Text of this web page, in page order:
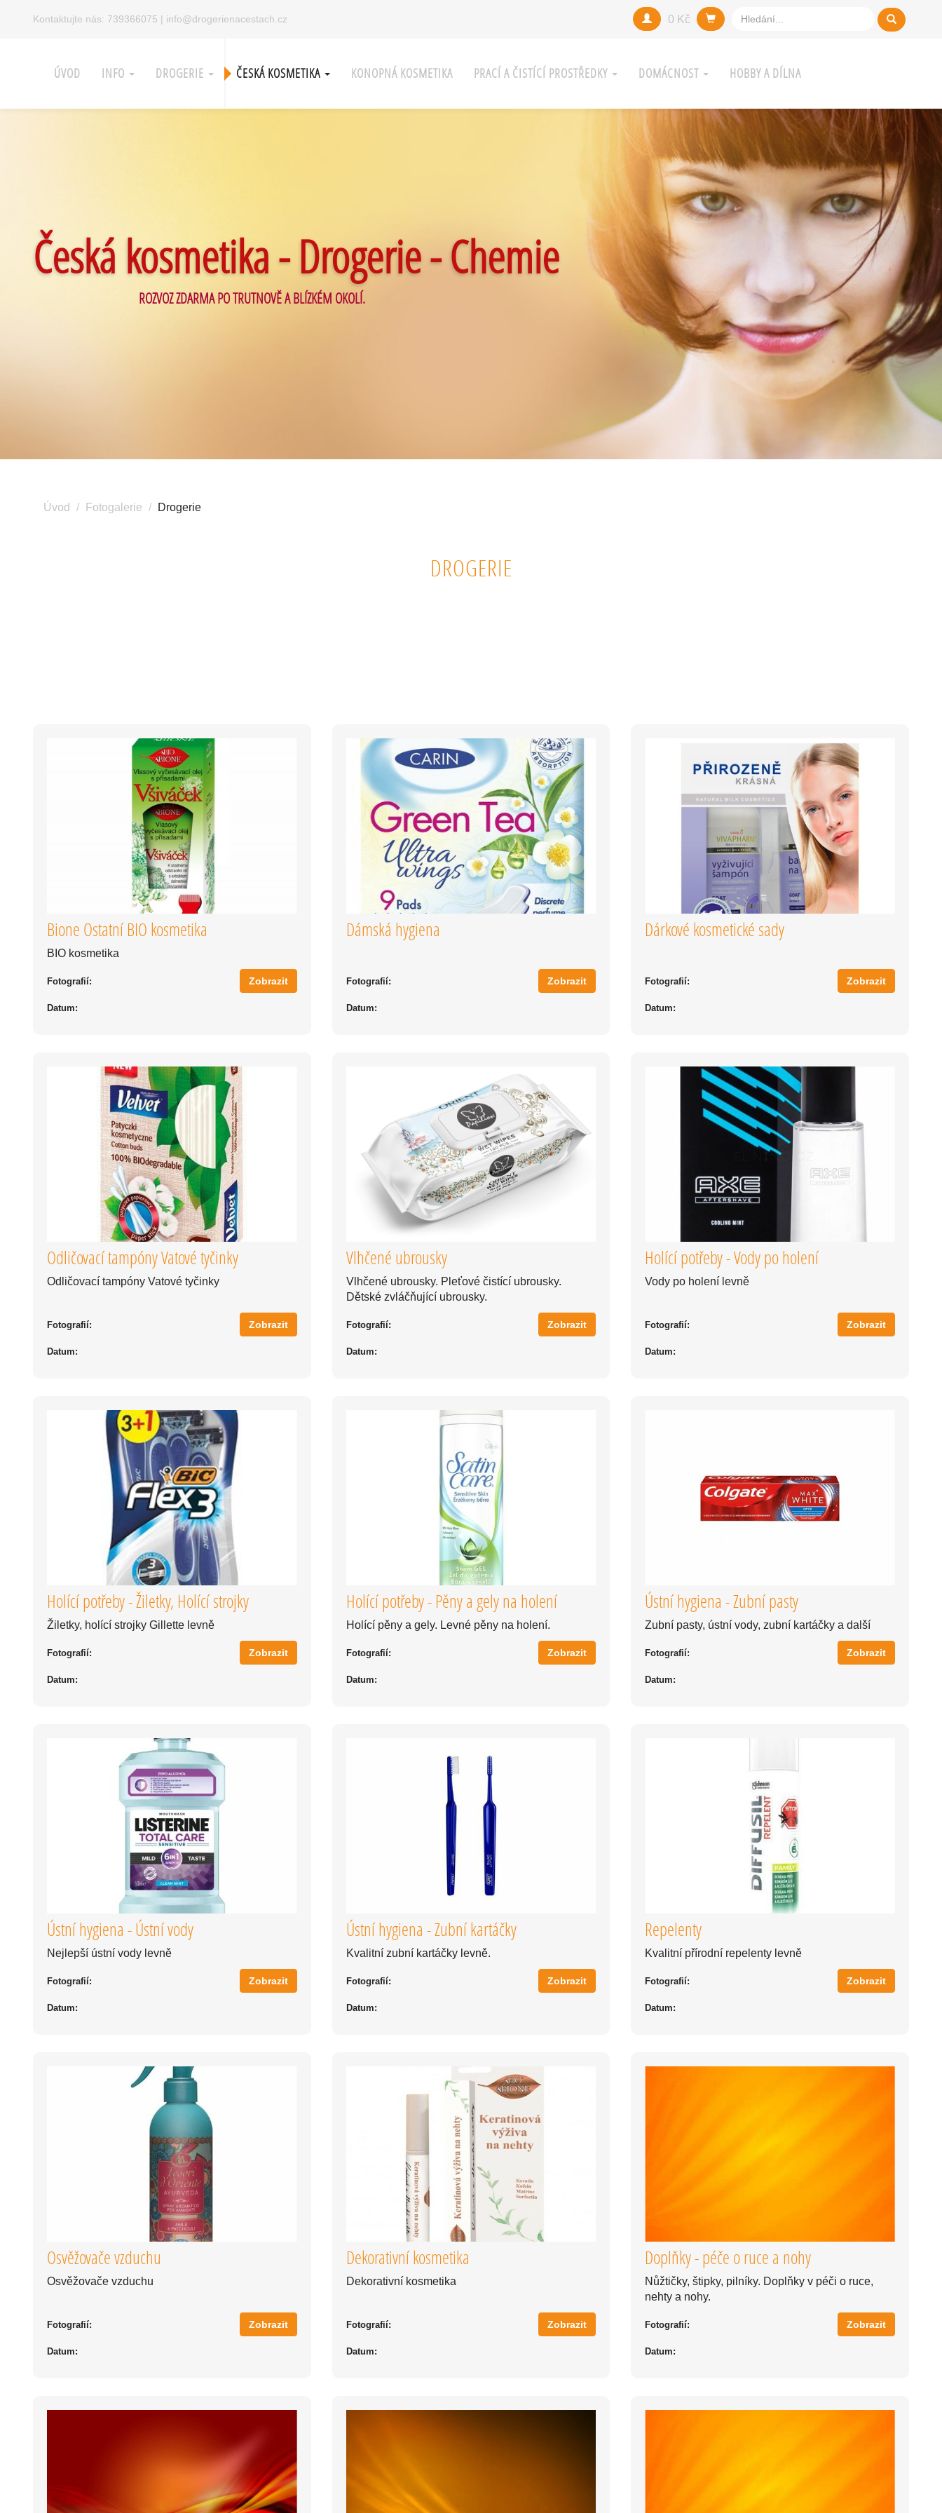
Kontaktujte nás: 739366075 | info@drogerienacestach.cz 0 Kč
ÚVOD INFO DROGERIE ČESKÁ KOSMETIKA KONOPNÁ KOSMETIKA PRACÍ A ČISTÍCÍ PROSTŘEDKY DOMÁCNOST HOBBY A DÍLNA
Česká kosmetika - Drogerie - Chemie
ROZVOZ ZDARMA PO TRUTNOVĚ A BLÍZKÉM OKOLÍ.
Úvod Fotogalerie Drogerie
DROGERIE
Bione Ostatní BIO kosmetika
BIO kosmetika
Fotografií:
Datum:
Zobrazit
Dámská hygiena
Fotografií:
Datum:
Zobrazit
Dárkové kosmetické sady
Fotografií:
Datum:
Zobrazit
Odličovací tampóny Vatové tyčinky
Odličovací tampóny Vatové tyčinky
Fotografií:
Datum:
Zobrazit
Vlhčené ubrousky
Vlhčené ubrousky. Pleťové čistící ubrousky.
Dětské zvláčňující ubrousky.
Fotografií:
Datum:
Zobrazit
Holící potřeby - Vody po holení
Vody po holení levně
Fotografií:
Datum:
Zobrazit
Holící potřeby - Žiletky, Holící strojky
Žiletky, holící strojky Gillette levně
Fotografií:
Datum:
Zobrazit
Holící potřeby - Pěny a gely na holení
Holící pěny a gely. Levné pěny na holení.
Fotografií:
Datum:
Zobrazit
Ústní hygiena - Zubní pasty
Zubní pasty, ústní vody, zubní kartáčky a další
Fotografií:
Datum:
Zobrazit
Ústní hygiena - Ústní vody
Nejlepší ústní vody levně
Fotografií:
Datum:
Zobrazit
Ústní hygiena - Zubní kartáčky
Kvalitní zubní kartáčky levně.
Fotografií:
Datum:
Zobrazit
Repelenty
Kvalitní přírodní repelenty levně
Fotografií:
Datum:
Zobrazit
Osvěžovače vzduchu
Osvěžovače vzduchu
Fotografií:
Datum:
Zobrazit
Dekorativní kosmetika
Dekorativní kosmetika
Fotografií:
Datum:
Zobrazit
Doplňky - péče o ruce a nohy
Nůžtičky, štipky, pilníky. Doplňky v péči o ruce,
nehty a nohy.
Fotografií:
Datum:
Zobrazit